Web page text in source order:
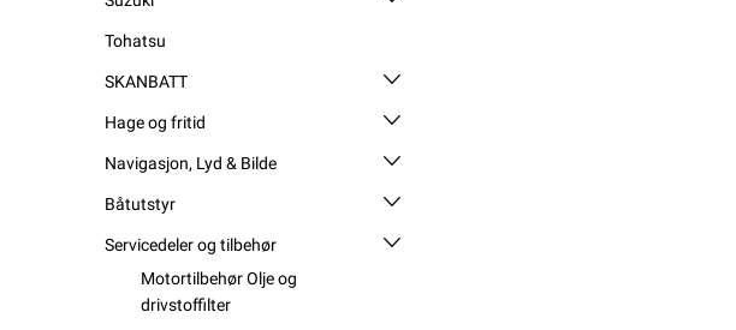
Tohatsu
SKANBATT
Hage og fritid
Navigasjon, Lyd & Bilde
Båtutstyr
Servicedeler og tilbehør
Motortilbehør Olje og
drivstoffilter